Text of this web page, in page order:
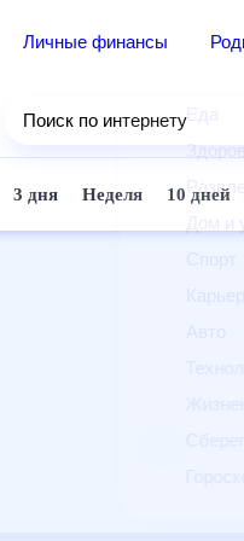
Личные финансы
Поиск по интернету
3 дня Неделя 10